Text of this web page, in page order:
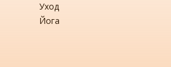
Уход
Йога